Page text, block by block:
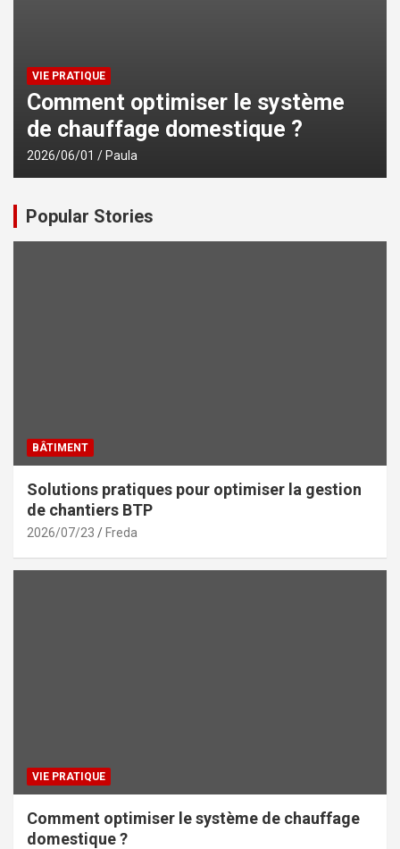
VIE PRATIQUE
Comment optimiser le système
de chauffage domestique ?
2026/06/01 Paula
Popular Stories
BÂTIMENT
Solutions pratiques pour optimiser la gestion
de chantiers BTP
2026/07/23 Freda
VIE PRATIQUE
Comment optimiser le système de chauffage
domestique ?